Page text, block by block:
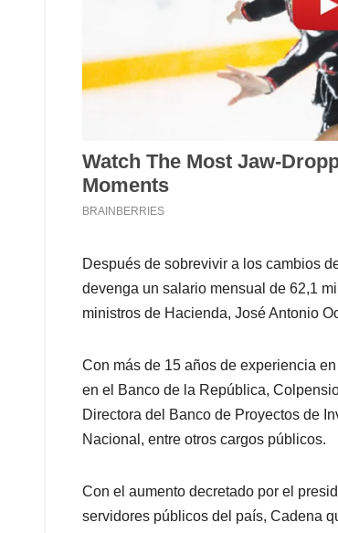
Después de sobrevivir a los cambios
devenga un salario mensual de 62,1
ministros de Hacienda, José Antonio
Con más de 15 años de experiencia
en el Banco de la República,
Directora del Banco de Proyectos de
Nacional, entre otros cargos públicos.
Con el aumento decretado por el
servidores públicos del país, Cadena